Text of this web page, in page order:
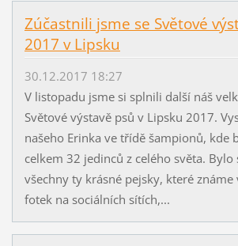
Zúčastnili jsme se Světové
2017 v Lipsku
30.12.2017 18:27
V listopadu jsme si splnili další náš
Světové výstavě psů v Lipsku 2017.
našeho Erinka ve třídě šampionů, kde
celkem 32 jedinců z celého světa. Bylo
všechny ty krásné pejsky, které známe
fotek na sociálních sítích,...